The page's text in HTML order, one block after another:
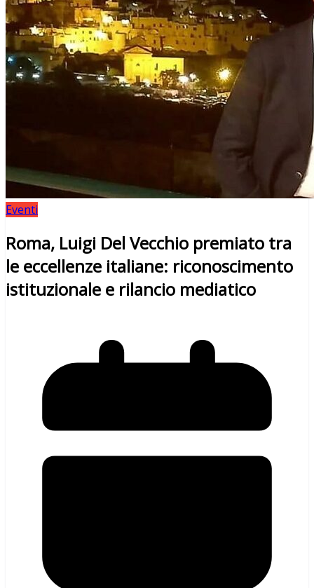
Eventi
Roma, Luigi Del Vecchio premiato tra
le eccellenze italiane: riconoscimento
istituzionale e rilancio mediatico